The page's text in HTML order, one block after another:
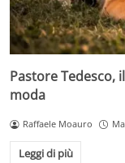
Pastore Tedesco,
moda
Raffaele Moauro
Leggi di più